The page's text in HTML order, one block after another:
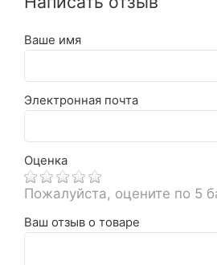
Ваше имя
Электронная почта
Оценка
Пожалуйста, оцените по 5
Ваш отзыв о товаре